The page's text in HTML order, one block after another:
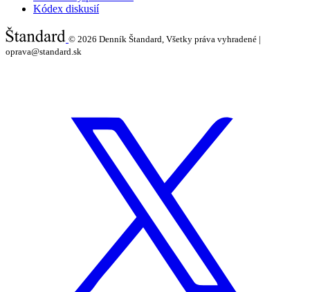
Kódex diskusií
© 2026 Denník Štandard, Všetky práva vyhradené |
oprava@standard.sk